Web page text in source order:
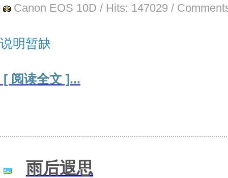
Canon EOS 10D / Hits: 147029 /
说明暂缺
[ 阅读全文 ]...
雨后遐思